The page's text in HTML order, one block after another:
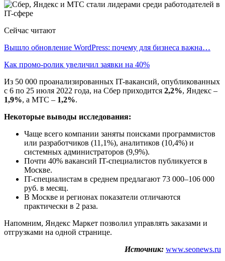
Сейчас читают
Вышло обновление WordPress: почему для бизнеса важна…
Как промо-ролик увеличил заявки на 40%
Из 50 000 проанализированных IT-вакансий, опубликованных
с 6 по 25 июля 2022 года, на Сбер приходится 2,2%, Яндекс –
1,9%, а МТС – 1,2%.
Некоторые выводы исследования:
Чаще всего компании заняты поисками программистов
или разработчиков (11,1%), аналитиков (10,4%) и
системных администраторов (9,9%).
Почти 40% вакансий IT-специалистов публикуется в
Москве.
IT-специалистам в среднем предлагают 73 000–106 000
руб. в месяц.
В Москве и регионах показатели отличаются
практически в 2 раза.
Напомним, Яндекс Маркет позволил управлять заказами и
отгрузками на одной странице.
Источник: www.seonews.ru